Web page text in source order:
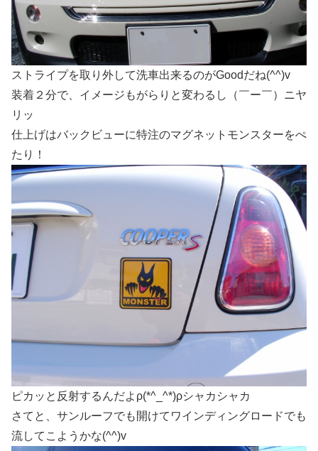
ストライプを取り外して洗車出来るのがGoodだね(^^)v
装着２分で、イメージもがらりと変わるし（￣ー￣）ニヤ
リッ
仕上げはバックビューに特注のマグネットモンスターをぺ
たり！
ピカッと反射するんだよρ(*^_^*)ρシャカシャカ
さてと、サンルーフでも開けてワインディングロードでも
流してこようかな(^^)v